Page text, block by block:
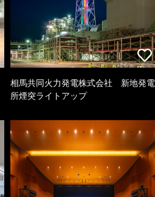
相馬共同火力発電株式会社 新地発電
所煙突ライトアップ